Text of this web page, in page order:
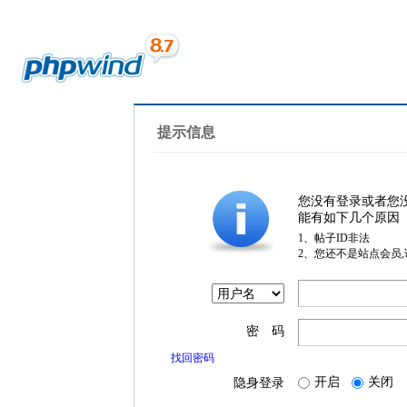
提示信息
您没有登录或者您
能有如下几个原因
1、帖子ID非法
2、您还不是站点会员
密 码
找回密码
隐身登录 开启 关闭